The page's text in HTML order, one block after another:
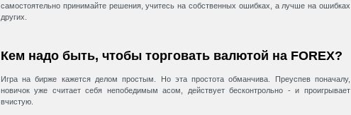
самостоятельно принимайте решения, учитесь на собственных ошибках, а лучше на ошибках
других.
Кем надо быть, чтобы торговать валютой на FOREX?
Игра на бирже кажется делом простым. Но эта простота обманчива. Преуспев поначалу,
новичок уже считает себя непобедимым асом, действует бесконтрольно - и проигрывает
вчистую.